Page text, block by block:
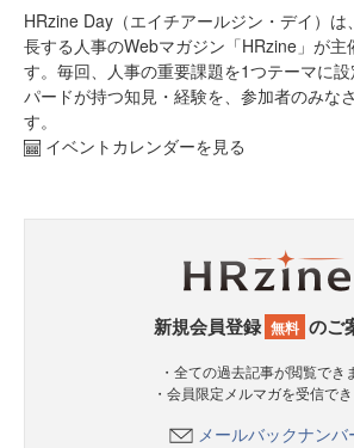
HRzine Day（エイチアールジン・デイ）
長する人事のWebマガジン「HRzine」が主
す。毎回、人事の重要課題を1つテーマに
パードが持つ知見・経験を、参加者のみな
す。
イベントカレンダーを見る
新規会員登録 無料 のご
・全ての過去記事が閲覧でき
・会員限定メルマガを受信で
メールバックナンバ